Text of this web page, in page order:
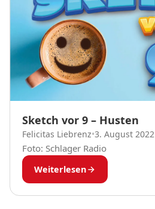
Sketch vor 9 – Husten
Felicitas Liebrenz•3. August 2022
Foto: Schlager Radio
Weiterlesen